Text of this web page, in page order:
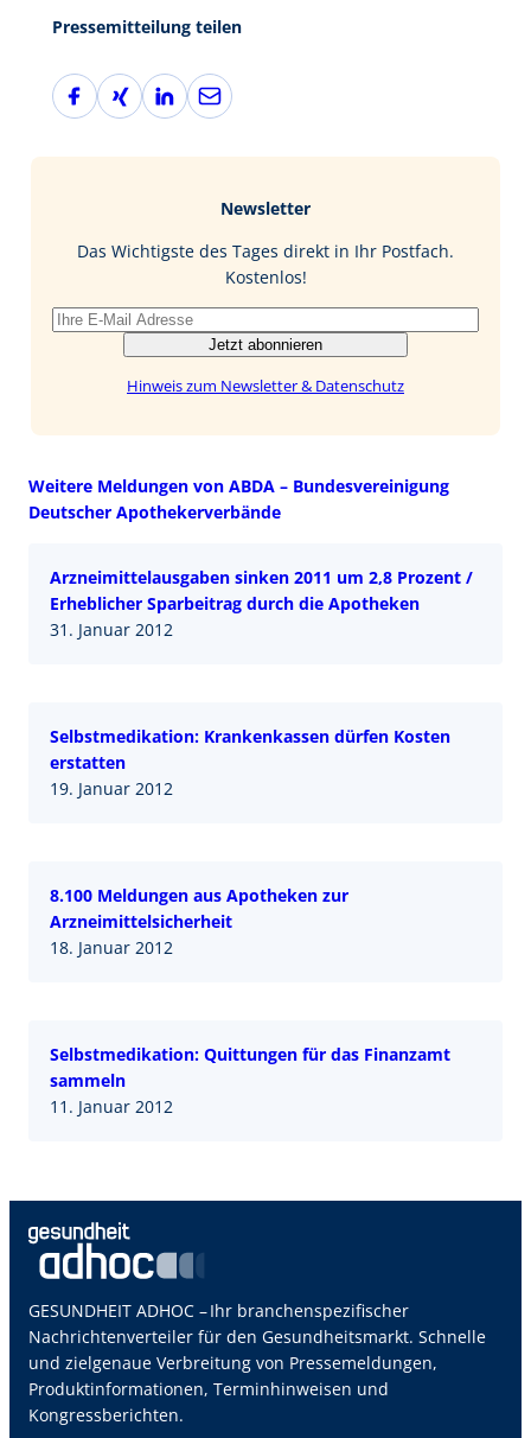
Pressemitteilung teilen
F
a
X
i
L
i
I
E
-
Newsletter
Das Wichtigste des Tages direkt in Ihr Postfach.
Kostenlos!
Jetzt abonnieren
Hinweis zum Newsletter & Datenschutz
Weitere Meldungen von ABDA – Bundesvereinigung
Deutscher Apothekerverbände
Arzneimittelausgaben sinken 2011 um 2,8 Prozent /
Erheblicher Sparbeitrag durch die Apotheken
31. Januar 2012
Selbstmedikation: Krankenkassen dürfen Kosten
erstatten
19. Januar 2012
8.100 Meldungen aus Apotheken zur
Arzneimittelsicherheit
18. Januar 2012
Selbstmedikation: Quittungen für das Finanzamt
sammeln
11. Januar 2012
GESUNDHEIT ADHOC – Ihr branchenspezifischer
Nachrichtenverteiler für den Gesundheitsmarkt. Schnelle
und zielgenaue Verbreitung von Pressemeldungen,
Produktinformationen, Terminhinweisen und
Kongressberichten.